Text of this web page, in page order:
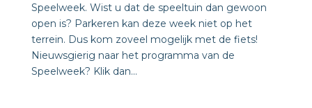
Speelweek. Wist u dat de speeltuin dan gewoon
open is? Parkeren kan deze week niet op het
terrein. Dus kom zoveel mogelijk met de fiets!
Nieuwsgierig naar het programma van de
Speelweek? Klik dan...